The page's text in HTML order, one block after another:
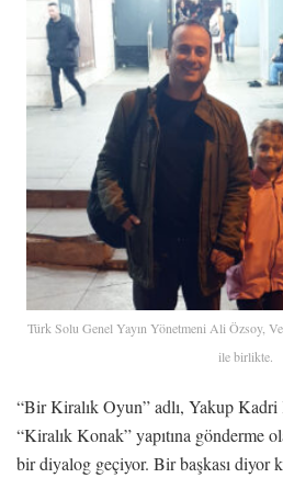
Türk Solu Genel Yayın Yönetmeni Ali Özsoy,
ile birlikte.
“Bir Kiralık Oyun” adlı, Yakup Kadri
“Kiralık Konak” yapıtına gönderme
bir diyalog geçiyor. Bir başkası diyor